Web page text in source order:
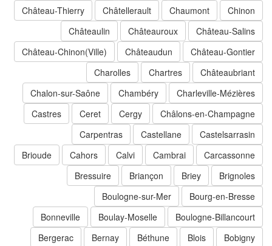
Chinon
Chaumont
Châtellerault
Château-Thierry
Château-Salins
Châteauroux
Châteaulin
Château-Gontier
Châteaudun
Château-Chinon(Ville)
Châteaubriant
Chartres
Charolles
Charleville-Mézières
Chambéry
Chalon-sur-Saône
Châlons-en-Champagne
Cergy
Ceret
Castres
Castelsarrasin
Castellane
Carpentras
Carcassonne
Cambrai
Calvi
Cahors
Brioude
Brignoles
Briey
Briançon
Bressuire
Bourg-en-Bresse
Boulogne-sur-Mer
Boulogne-Billancourt
Boulay-Moselle
Bonneville
Bobigny
Blois
Béthune
Bernay
Bergerac